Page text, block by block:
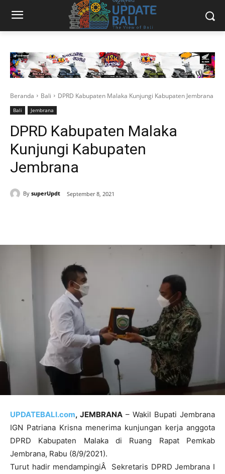
Beranda Bali DPRD Kabupaten Malaka Kunjungi Kabupaten Jembrana
Bali Jembrana
DPRD Kabupaten Malaka
Kunjungi Kabupaten
Jembrana
By superUpdt September 8, 2021
UPDATEBALI.com, JEMBRANA – Wakil Bupati Jembrana
IGN Patriana Krisna menerima kunjungan kerja anggota
DPRD Kabupaten Malaka di Ruang Rapat Pemkab
Jembrana, Rabu (8/9/2021).
Turut hadir mendampingiÂ Sekretaris DPRD Jembrana I